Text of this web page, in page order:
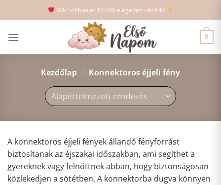
to
Már több mint 10.000 elégedett vásárló
0
Kezdőlap / Konnektoros éjjeli fény
A konnektoros éjjeli fények állandó fényforrást
biztosítanak az éjszakai időszakban, ami segíthet a
gyereknek vagy felnőttnek abban, hogy biztonságosan
közlekedjen a sötétben. A konnektorba dugva könnyen